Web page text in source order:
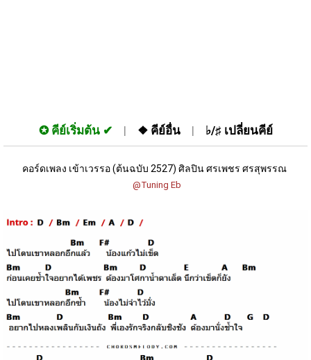
✪ คีย์เริ่มต้น ❖ คีย์อื่น ♭/♯ เปลี่ยนคีย์
คอร์ดเพลง เข้าเวรรอ (ต้นฉบับ 2527) ศิลปิน ศรเพชร ศรสุพรรณ
@Tuning Eb